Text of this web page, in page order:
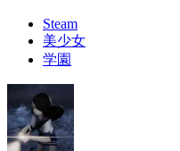
Steam
美少女
学園